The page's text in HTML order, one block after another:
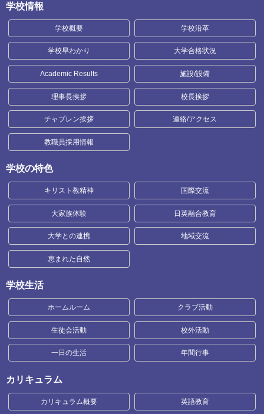
学校情報
学校概要 学校沿革
学校早わかり 大学合格状況
Academic Results 施設/設備
理事長挨拶 校長挨拶
チャプレン挨拶 連絡/アクセス
教職員採用情報
学校の特色
キリスト教精神 国際交流
大家族体験 日英融合教育
大学との連携 地域交流
恵まれた自然
学校生活
ホームルーム クラブ活動
生徒会活動 校外活動
一日の生活 年間行事
カリキュラム
カリキュラム概要 英語教育